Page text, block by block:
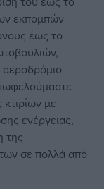
εκπομπών
έως το
αεροδρόμιο
με
ενέργειας,
της
σε πολλά από